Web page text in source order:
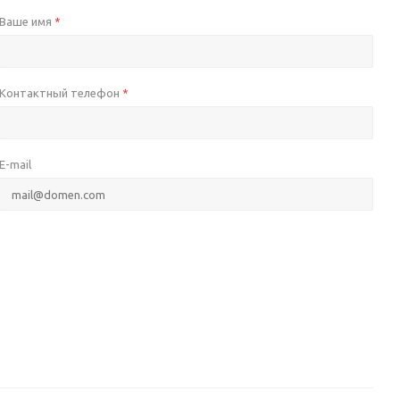
Ваше имя *
Контактный телефон *
E-mail